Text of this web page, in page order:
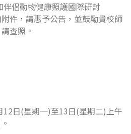
侶動物健康照護國際研討
件，請惠予公告，並鼓勵貴校師
查照。
日(星期一)至13日(星期二)上午